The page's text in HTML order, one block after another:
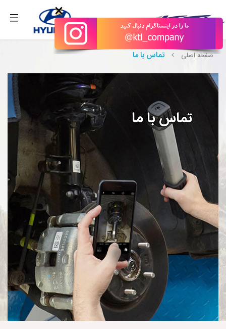
×
صفحه اصلی تماس با ما
تماس با ما